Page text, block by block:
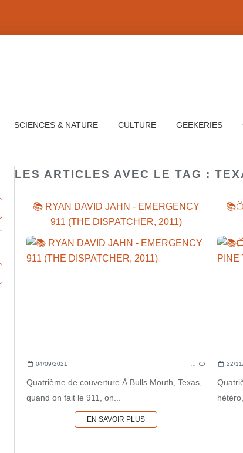
SCIENCES & NATURE CULTURE GEEKERIES
LES ARTICLES AVEC LE TAG :
📚 RYAN DAVID JAHN - EMERGENCY
911 (THE DISPATCHER, 2011)
04/09/2021
Quatrième de couverture À Bulls Mouth, Texas,
quand on fait le 911, on...
EN SAVOIR PLUS
22/